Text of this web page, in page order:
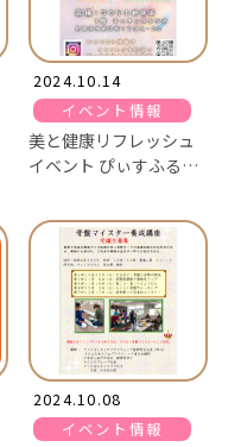
2024.10.14
イベント情報
美と健康リフレッシュ
イベント ぴぃすふる・
笑顔広がるボディケ
ア・ハートケア
2024.10.08
イベント情報